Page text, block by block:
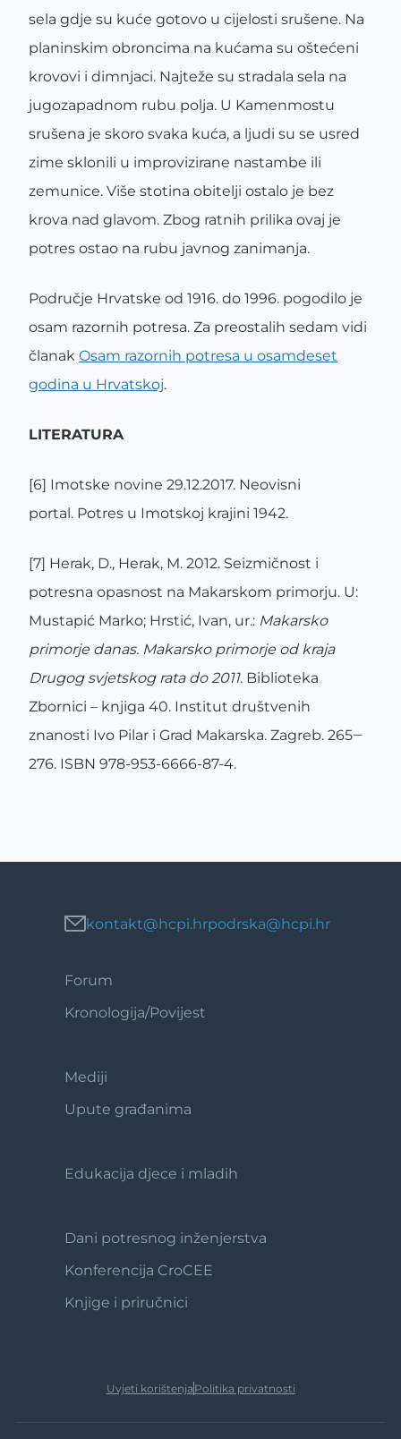
sela gdje su kuće gotovo u cijelosti srušene. Na
planinskim obroncima na kućama su oštećeni
krovovi i dimnjaci. Najteže su stradala sela na
jugozapadnom rubu polja. U Kamenmostu
srušena je skoro svaka kuća, a ljudi su se usred
zime sklonili u improvizirane nastambe ili
zemunice. Više stotina obitelji ostalo je bez
krova nad glavom. Zbog ratnih prilika ovaj je
potres ostao na rubu javnog zanimanja.
Područje Hrvatske od 1916. do 1996. pogodilo je
osam razornih potresa. Za preostalih sedam vidi
članak Osam razornih potresa u osamdeset
godina u Hrvatskoj.
LITERATURA
[6] Imotske novine 29.12.2017. Neovisni
portal. Potres u Imotskoj krajini 1942.
[7] Herak, D., Herak, M. 2012. Seizmičnost i
potresna opasnost na Makarskom primorju. U:
Mustapić Marko; Hrstić, Ivan, ur.: Makarsko
primorje danas. Makarsko primorje od kraja
Drugog svjetskog rata do 2011. Biblioteka
Zbornici – knjiga 40. Institut društvenih
znanosti Ivo Pilar i Grad Makarska. Zagreb. 265‒
276. ISBN 978-953-6666-87-4.
kontakt@hcpi.hrpodrska@hcpi.hr
Footer
Forum
Kronologija/Povijest
Footer
Mediji
Upute građanima
Footer
Edukacija djece i mladih
Footer
Dani potresnog inženjerstva
Konferencija CroCEE
Knjige i priručnici
Uvjeti korištenja Politika privatnosti